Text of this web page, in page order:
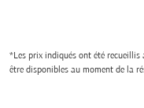
*Les prix indiqués ont été recueillis
être disponibles au moment de la